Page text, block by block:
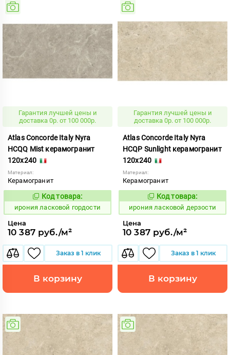
Гарантия лучшей цены и
доставка 0р. от 100 000р.
Atlas Concorde Italy Nyra
HCQQ Mist керамогранит
120x240
Материал:
Керамогранит
1099018
Код товара:
ирония ласковой гордости
Цена
10 387 руб./м²
Заказ в 1 клик
В корзину
Гарантия лучшей цены и
доставка 0р. от 100 000р.
Atlas Concorde Italy Nyra
HCQP Sunlight керамогранит
120x240
Материал:
Керамогранит
1099020
Код товара:
ирония ласковой дерзости
Цена
10 387 руб./м²
Заказ в 1 клик
В корзину